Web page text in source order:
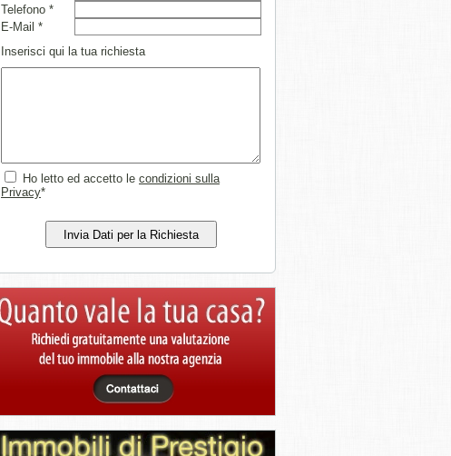
Telefono *
E-Mail *
Inserisci qui la tua richiesta
Ho letto ed accetto le condizioni sulla
Privacy*